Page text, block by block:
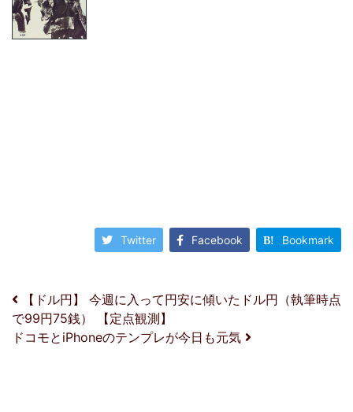
Twitter Facebook Bookmark
投稿ナビゲーション
【ドル円】 今週に入って円安に傾いたドル円（執筆時点
で99円75銭） 【定点観測】
ドコモとiPhoneのテンプレが今日も元気